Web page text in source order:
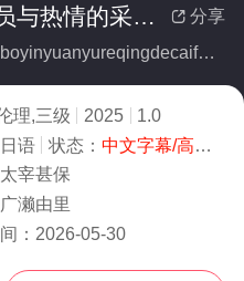
 分享
播音员与热情的采访（前地方台播音员突然转会：NTR温泉外景）
别名：boyinyuanyureqingdecaifangqiandifangtaiboyinyuanturanzhuanhuiNTRwenquanwaijing
理,三级 2025
1.0
日语 状态： 中文字幕/高清
太宰甚保
广濑由里
： 2026-05-30